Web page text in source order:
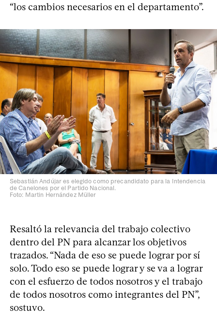
“los cambios necesarios en el departamento”.
Sebastián Andújar es elegido como precandidato para la Intendencia
de Canelones por el Partido Nacional.
Foto: Martin Hernández Müller
Resaltó la relevancia del trabajo colectivo
dentro del PN para alcanzar los objetivos
trazados. “Nada de eso se puede lograr por sí
solo. Todo eso se puede lograr y se va a lograr
con el esfuerzo de todos nosotros y el trabajo
de todos nosotros como integrantes del PN”,
sostuvo.